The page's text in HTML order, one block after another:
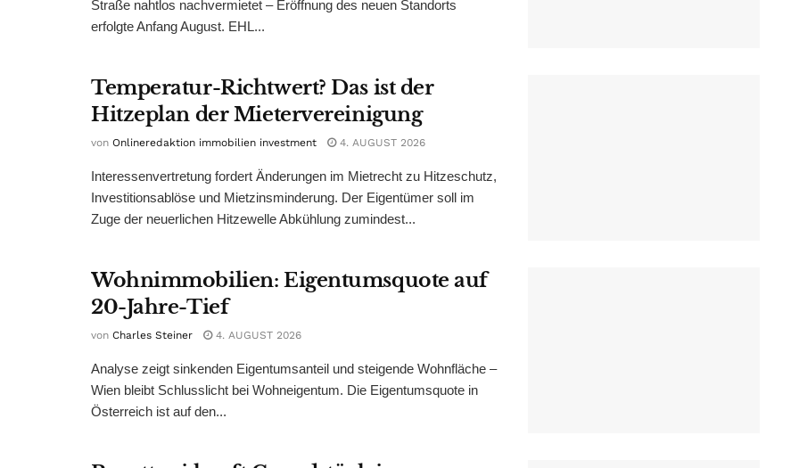
Straße nahtlos nachvermietet – Eröffnung des neuen Standorts
erfolgte Anfang August. EHL...
Temperatur-Richtwert? Das ist der
Hitzeplan der Mietervereinigung
von Onlineredaktion immobilien investment 4. AUGUST 2026
Interessenvertretung fordert Änderungen im Mietrecht zu Hitzeschutz,
Investitionsablöse und Mietzinsminderung. Der Eigentümer soll im
Zuge der neuerlichen Hitzewelle Abkühlung zumindest...
Wohnimmobilien: Eigentumsquote auf
20-Jahre-Tief
von Charles Steiner 4. AUGUST 2026
Analyse zeigt sinkenden Eigentumsanteil und steigende Wohnfläche –
Wien bleibt Schlusslicht bei Wohneigentum. Die Eigentumsquote in
Österreich ist auf den...